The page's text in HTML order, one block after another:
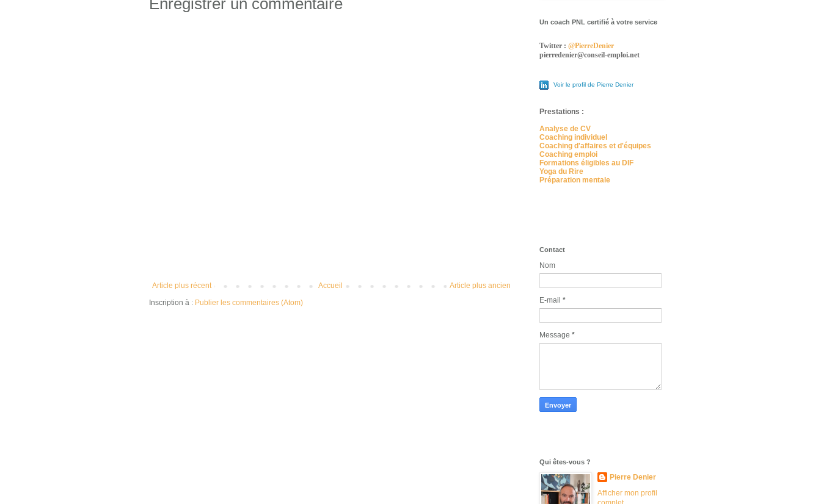
Article plus récent Article plus ancien
Accueil
Inscription à : Publier les commentaires (Atom)
Un coach PNL certifié à votre service
Twitter : @PierreDenier
pierredenier@conseil-emploi.net
Voir le profil de Pierre Denier
Prestations :
Analyse de CV
Coaching individuel
Coaching d'affaires et d'équipes
Coaching emploi
Formations éligibles au DIF
Yoga du Rire
Préparation mentale
Contact
Nom
E-mail *
Message *
Qui êtes-vous ?
Pierre Denier
Afficher mon profil